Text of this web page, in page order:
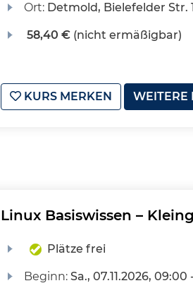
Ort: Detmold, Bielefelder Str.
58,40 €(nicht ermäßigbar)
KURS MERKEN WEITERE
Linux Basiswissen –
Plätze frei
Beginn: Sa., 07.11.2026, 09:00